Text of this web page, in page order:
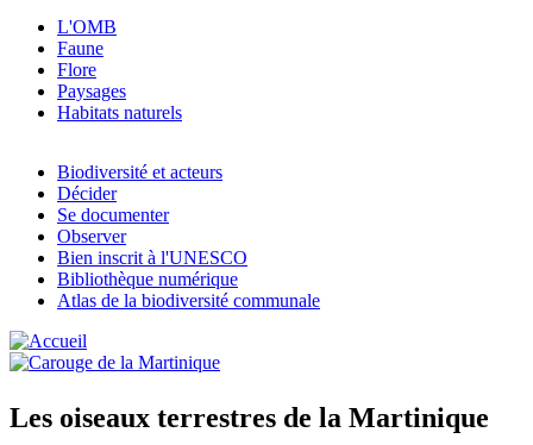
L'OMB
Faune
Flore
Paysages
Habitats naturels
Biodiversité et acteurs
Décider
Se documenter
Observer
Bien inscrit à l'UNESCO
Bibliothèque numérique
Atlas de la biodiversité communale
Les oiseaux terrestres de la Martinique